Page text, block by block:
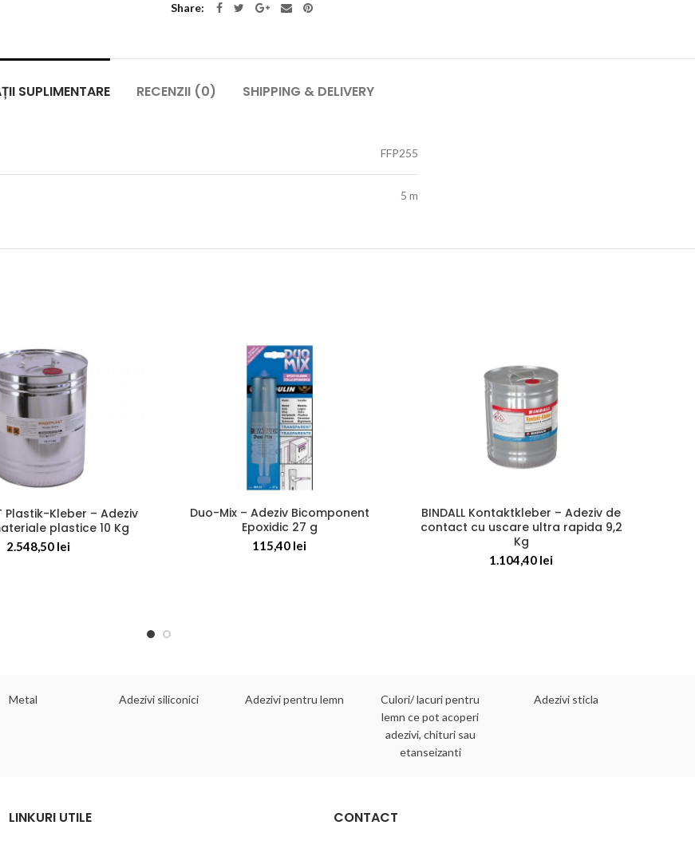
Share
SUPLIMENTARE RECENZII (0) SHIPPING & DELIVERY
FFP255
5 m
Plastik-Kleber – Adeziv
plastice 10 Kg
2.548,50 lei
Duo-Mix – Adeziv Bicomponent
Epoxidic 27 g
115,40 lei
BINDALL Kontaktkleber – Adeziv de
contact cu uscare ultra rapida 9,2
Kg
1.104,40 lei
Metal Adezivi siliconici Adezivi pentru lemn
Culori/ lacuri pentru
lemn ce pot acoperi
adezivi, chituri sau
etanseizanti
Adezivi sticla
LINKURI UTILE CONTACT